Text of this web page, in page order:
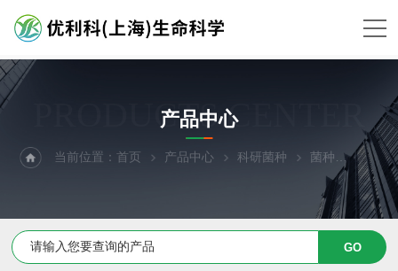
PRODUCTS CENTER
产品中心
当前位置：首页 产品中心 科研菌种 菌种 都柏